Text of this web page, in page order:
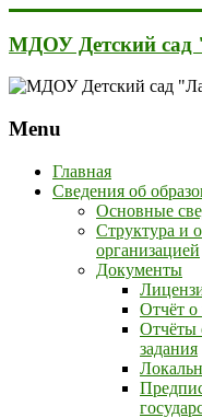
МДОУ Детский
Menu
Главная
Сведения об
Основные
Структура и
организацией
Документы
Отчёт о
Отчёты
задания